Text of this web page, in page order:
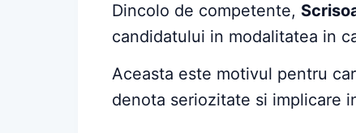
Dincolo de competente,
candidatului in modalitatea in
Aceasta este motivul pentru
denota seriozitate si implicare